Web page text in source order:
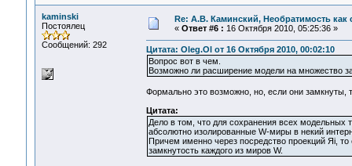
kaminski
Постоялец
Сообщений: 292
Re: А.В. Каминский, Необратимость как
« Ответ #6 : 16 Октября 2010, 05:25:36 »
Цитата: Oleg.Ol от 16 Октября 2010, 00:02:10
Вопрос вот в чем.
Возможно ли расширение модели на множество
Формально это возможно, но, если они замкнуты,
Цитата:
Дело в том, что для сохранения всех модельных
абсолютно изолированные W-миры в некий
Причем именно через посредство проекций Яi,
замкнутость каждого из миров W.